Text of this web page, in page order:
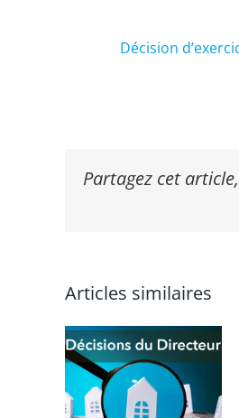
Décision
Partagez cet
Articles similaires